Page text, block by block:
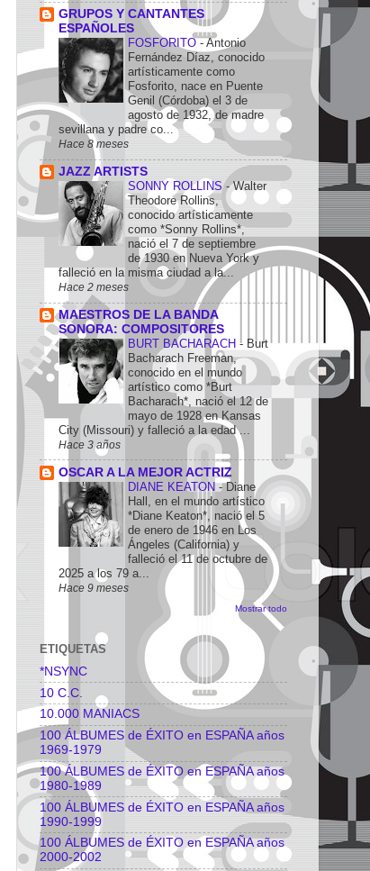
GRUPOS Y CANTANTES
ESPAÑOLES
FOSFORITO-Antonio
Fernández Díaz, conocido
artísticamente como
Fosforito, nace en Puente
Genil (Córdoba) el 3 de
agosto de 1932, de madre
sevillana y padre co...
Hace 8 meses
JAZZ ARTISTS
SONNY ROLLINS-Walter
Theodore Rollins,
conocido artísticamente
como *Sonny Rollins*,
nació el 7 de septiembre
de 1930 en Nueva York y
falleció en la misma ciudad a la...
Hace 2 meses
MAESTROS DE LA BANDA
SONORA: COMPOSITORES
BURT BACHARACH - Burt
Bacharach Freeman,
conocido en el mundo
artístico como *Burt
Bacharach*, nació el 12 de
mayo de 1928 en Kansas
City (Missouri) y falleció a la edad ...
Hace 3 años
OSCAR A LA MEJOR ACTRIZ
DIANE KEATON-Diane
Hall, en el mundo artístico
*Diane Keaton*, nació el 5
de enero de 1946 en Los
Ángeles (California) y
falleció el 11 de octubre de
2025 a los 79 a...
Hace 9 meses
Mostrar todo
ETIQUETAS
*NSYNC
10 C.C.
10.000 MANIACS
100 ÁLBUMES de ÉXITO en ESPAÑA años
1969-1979
100 ÁLBUMES de ÉXITO en ESPAÑA años
1980-1989
100 ÁLBUMES de ÉXITO en ESPAÑA años
1990-1999
100 ÁLBUMES de ÉXITO en ESPAÑA años
2000-2002